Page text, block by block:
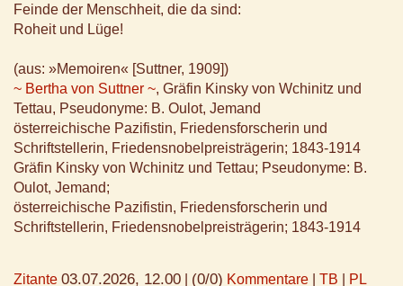
Feinde der Menschheit, die da sind:
Roheit und Lüge!
(aus: »Memoiren« [Suttner, 1909])
~ Bertha von Suttner ~, Gräfin Kinsky von Wchinitz und
Tettau, Pseudonyme: B. Oulot, Jemand
österreichische Pazifistin, Friedensforscherin und
Schriftstellerin, Friedensnobelpreisträgerin; 1843-1914
Gräfin Kinsky von Wchinitz und Tettau; Pseudonyme: B.
Oulot, Jemand;
österreichische Pazifistin, Friedensforscherin und
Schriftstellerin, Friedensnobelpreisträgerin; 1843-1914
Zitante 03.07.2026, 12.00 (0/0) Kommentare TB PL